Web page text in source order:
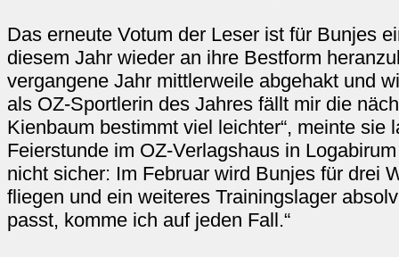
Das erneute Votum der Leser ist für Bunjes
diesem Jahr wieder an ihre Bestform
vergangene Jahr mittlerweile abgehakt und
als OZ-Sportlerin des Jahres fällt mir die
Kienbaum bestimmt viel leichter“, meinte sie
Feierstunde im OZ-Verlagshaus in
nicht sicher: Im Februar wird Bunjes für drei
fliegen und ein weiteres Trainingslager
passt, komme ich auf jeden Fall.“